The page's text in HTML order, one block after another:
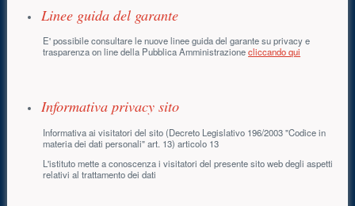
Linee guida del garante
E' possibile consultare le nuove linee guida del garante su privacy e
trasparenza on line della Pubblica Amministrazionecliccando qui
Informativa privacy sito
Informativa ai visitatori del sito (Decreto Legislativo 196/2003 "Codice in
materia dei dati personali" art. 13) articolo 13
L'istituto mette a conoscenza i visitatori del presente sito web degli aspetti
relativi al trattamento dei dati